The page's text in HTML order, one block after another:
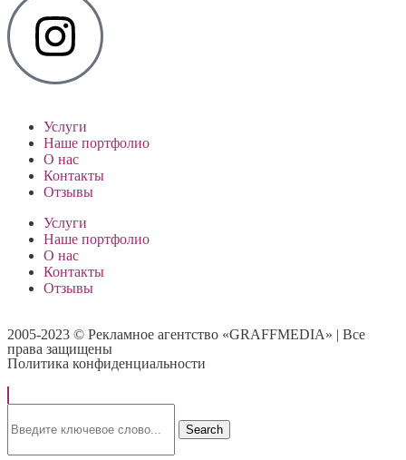
Услуги
Наше портфолио
О нас
Контакты
Отзывы
Услуги
Наше портфолио
О нас
Контакты
Отзывы
2005-2023 © Рекламное агентство «GRAFFMEDIA» | Все
права защищены
Политика конфиденциальности
Search